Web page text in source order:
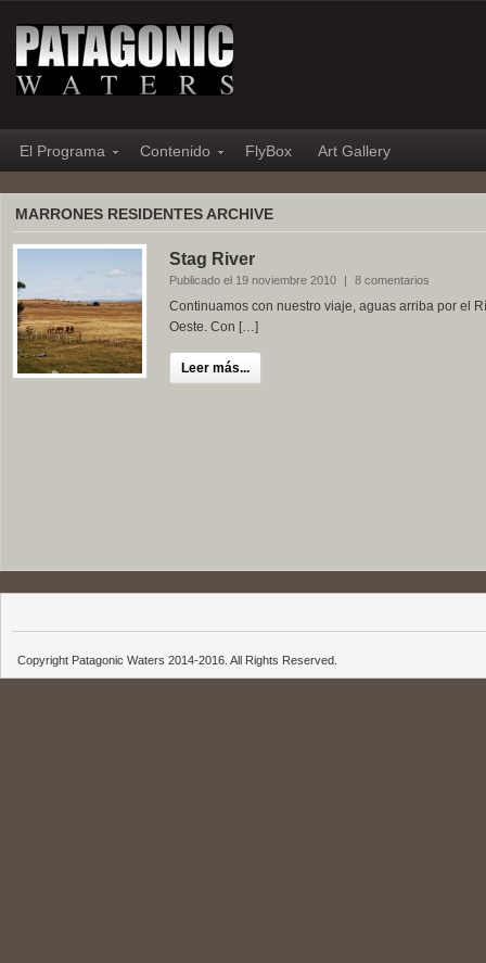
El Programa Contenido FlyBox Art Gallery
MARRONES RESIDENTES ARCHIVE
Stag River
Publicado el 19 noviembre 2010 | 8 comentarios
Continuamos con nuestro viaje, aguas arriba por el
Oeste. Con […]
Leer más...
Copyright Patagonic Waters 2014-2016. All Rights Reserved.